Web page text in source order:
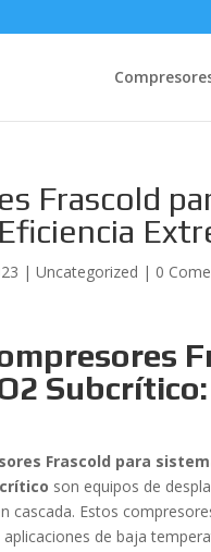
Frascold
|Uncategorized | 0
Frascold para
son equipos de
cascada. Estos
de baja